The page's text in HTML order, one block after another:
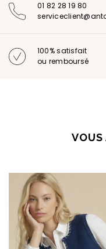
01 82 28 19 80
100% satisfait
ou remboursé
VOUS